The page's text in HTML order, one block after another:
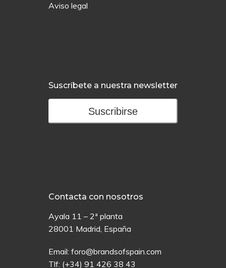
Aviso legal
Suscríbete a nuestra newsletter
Suscribirse
Contacta con nosotros
Ayala 11 – 2ª planta
28001 Madrid, España
Email: foro@brandsofspain.com
Tlf: (+34) 91 426 38 43